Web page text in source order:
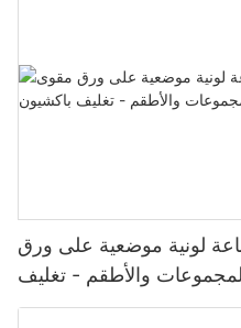
لونية موضعية على ورق
والأطقم - تغليف
باكشيون